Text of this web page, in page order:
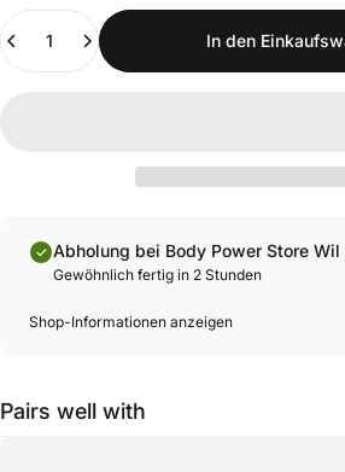
Anzahl
In den
Abholung bei Body Power Store
Gewöhnlich fertig in 2 Stunden
Shop-Informationen anzeigen
Pairs well with